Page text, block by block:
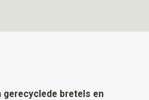
bretels en